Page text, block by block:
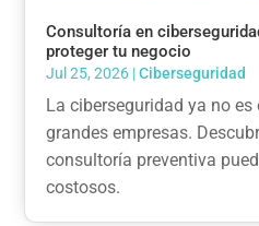
Consultoría en
proteger tu negocio
Jul 25, 2026 |Ciberseguridad
La ciberseguridad ya no
grandes empresas.
consultoría preventiva
costosos.